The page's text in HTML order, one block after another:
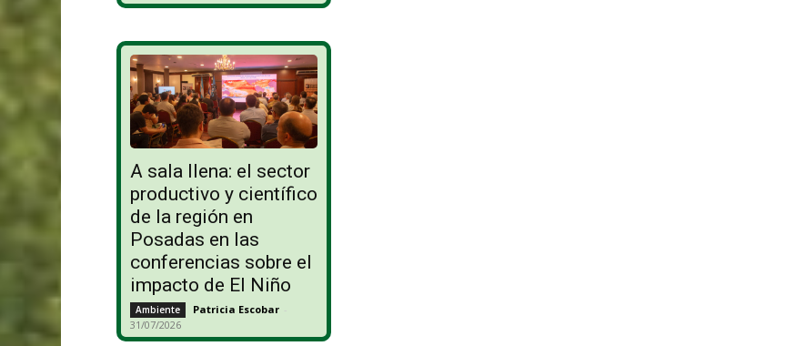
A sala llena: el sector
productivo y científico
de la región en
Posadas en las
conferencias sobre el
impacto de El Niño
Ambiente Patricia Escobar -
31/07/2026